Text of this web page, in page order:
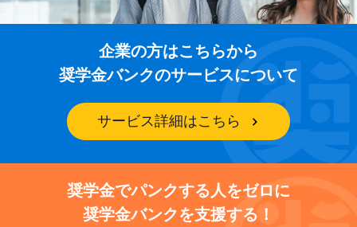
企業の方はこちらから
奨学金バンクのサービスについて
サービス詳細はこちら
奨学金でパンクする人をゼロに
奨学金バンクを支援する！